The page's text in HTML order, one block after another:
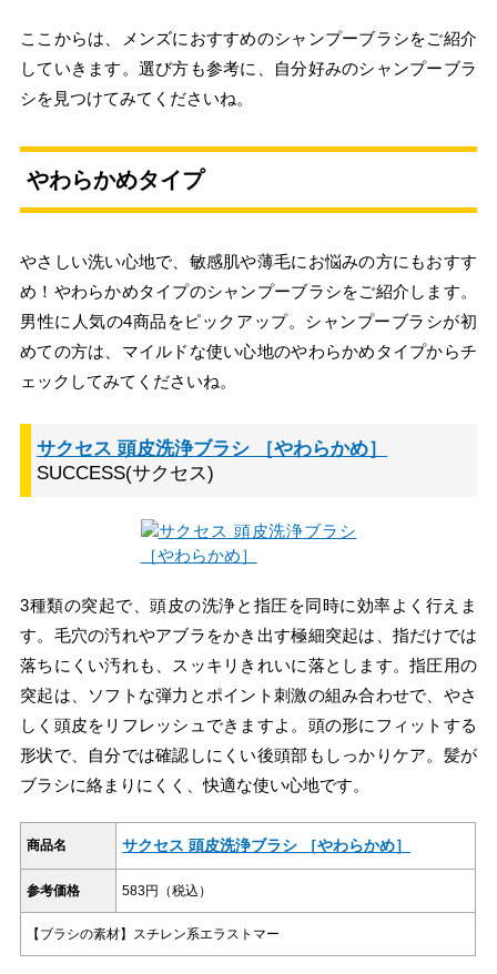
ここからは、メンズにおすすめのシャンプーブラシをご紹介
していきます。選び方も参考に、自分好みのシャンプーブラ
シを見つけてみてくださいね。
やわらかめタイプ
やさしい洗い心地で、敏感肌や薄毛にお悩みの方にもおすす
め！やわらかめタイプのシャンプーブラシをご紹介します。
男性に人気の4商品をピックアップ。シャンプーブラシが初
めての方は、マイルドな使い心地のやわらかめタイプからチ
ェックしてみてくださいね。
サクセス 頭皮洗浄ブラシ ［やわらかめ］
SUCCESS(サクセス)
3種類の突起で、頭皮の洗浄と指圧を同時に効率よく行えま
す。毛穴の汚れやアブラをかき出す極細突起は、指だけでは
落ちにくい汚れも、スッキリきれいに落とします。指圧用の
突起は、ソフトな弾力とポイント刺激の組み合わせで、やさ
しく頭皮をリフレッシュできますよ。頭の形にフィットする
形状で、自分では確認しにくい後頭部もしっかりケア。髪が
ブラシに絡まりにくく、快適な使い心地です。
商品名 サクセス 頭皮洗浄ブラシ ［やわらかめ］
参考価格 583円（税込）
【ブラシの素材】スチレン系エラストマー